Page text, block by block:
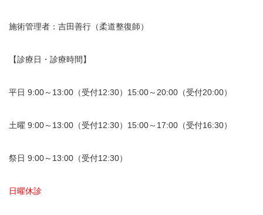
施術管理者：吉田善行（柔道整復師）
【診療日・診療時間】
平日 9:00～13:00（受付12:30）15:00～20:00（受付20:00）
土曜 9:00～13:00（受付12:30）15:00～17:00（受付16:30）
祭日 9:00～13:00（受付12:30）
日曜休診